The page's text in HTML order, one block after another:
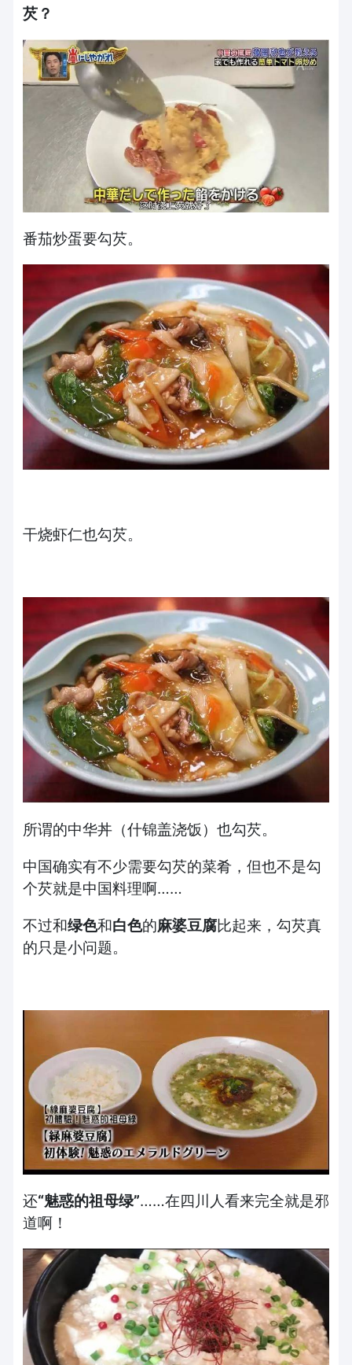
芡？
番茄炒蛋要勾芡。
干烧虾仁也勾芡。
所谓的中华丼（什锦盖浇饭）也勾芡。
中国确实有不少需要勾芡的菜肴，但也不是勾
个芡就是中国料理啊……
不过和绿色和白色的麻婆豆腐比起来，勾芡真
的只是小问题。
还“魅惑的祖母绿”……在四川人看来完全就是邪
道啊！